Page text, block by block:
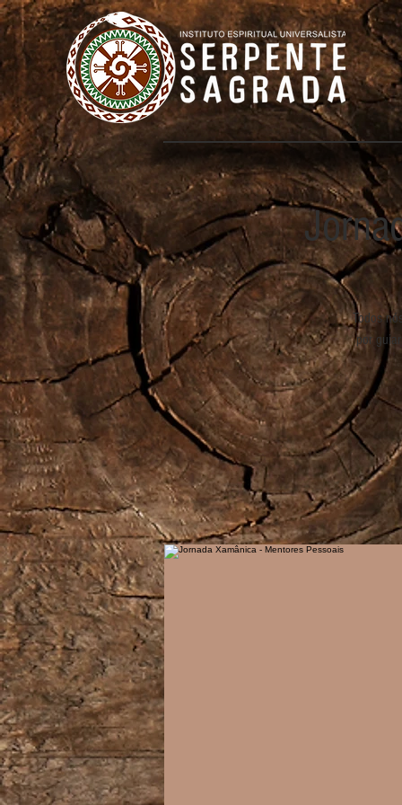
Todos
por